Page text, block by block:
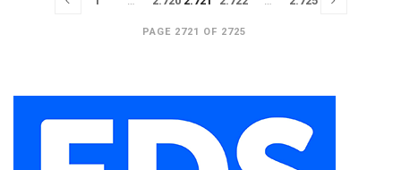
PAGE 2721 OF 2725